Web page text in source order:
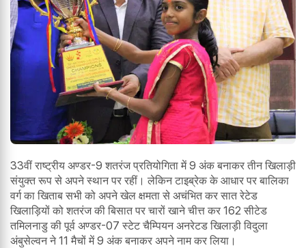
33वीं राष्ट्रीय अण्डर-9 शतरंज प्रतियोगिता में 9 अंक बनाकर तीन खिलाड़ी
संयुक्त रूप से अपने स्थान पर रहीं। लेकिन टाइब्रेक के आधार पर बालिका
वर्ग का खिताब सभी को अपने खेल क्षमता से अचंभित कर सात रेटेड
खिलाड़ियों को शतरंज की बिसात पर चारों खाने चीत्त कर 162 सीटेड
तमिलनाडु की पूर्व अण्डर-07 स्टेट चैम्पियन अनरेटड खिलाड़ी विदुला
अंबुसेल्वन ने 11 मैचों में 9 अंक बनाकर अपने नाम कर लिया।